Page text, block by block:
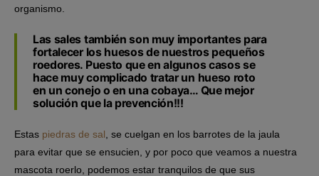
organismo.
Las sales también son muy importantes para
fortalecer los huesos de nuestros pequeños
roedores. Puesto que en algunos casos se
hace muy complicado tratar un hueso roto
en un conejo o en una cobaya… Que mejor
solución que la prevención!!!
Estas piedras de sal , se cuelgan en los barrotes de la jaula
para evitar que se ensucien, y por poco que veamos a nuestra
mascota roerlo, podemos estar tranquilos de que sus